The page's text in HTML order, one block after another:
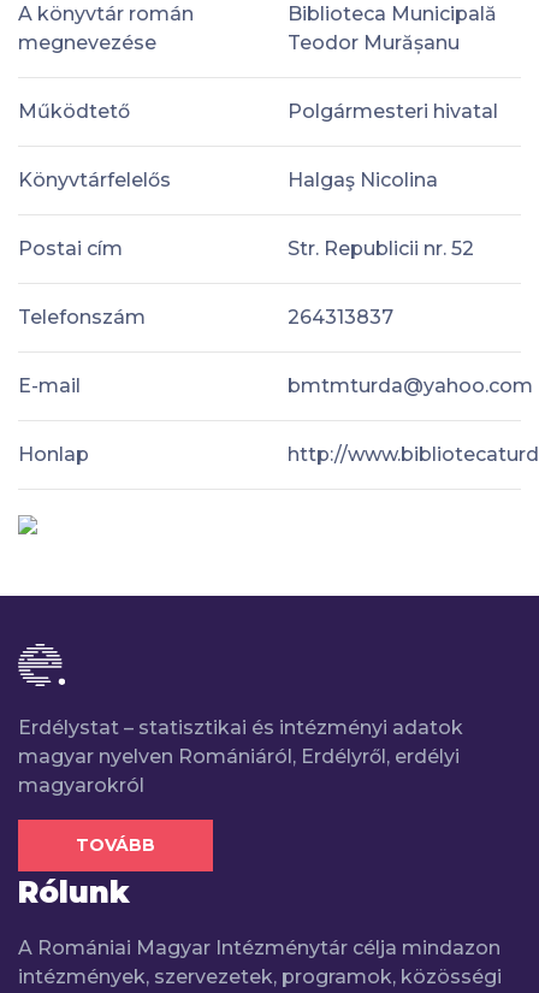
A könyvtár román
megnevezése
Biblioteca Municipală
Teodor Murășanu
Működtető Polgármesteri hivatal
Könyvtárfelelős Halgaş Nicolina
Postai cím Str. Republicii nr. 52
Telefonszám 264313837
E-mail bmtmturda@yahoo.com
Honlap http://
Erdélystat – statisztikai és intézményi adatok
magyar nyelven Romániáról, Erdélyről, erdélyi
magyarokról
TOVÁBB
Rólunk
A Romániai Magyar Intézménytár célja mindazon
intézmények, szervezetek, programok, közösségi